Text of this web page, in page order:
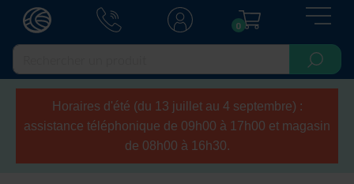
0
Horaires d'été (du 13 juillet au 4 septembre) :
assistance téléphonique de 09h00 à 17h00 et magasin
de 08h00 à 16h30.